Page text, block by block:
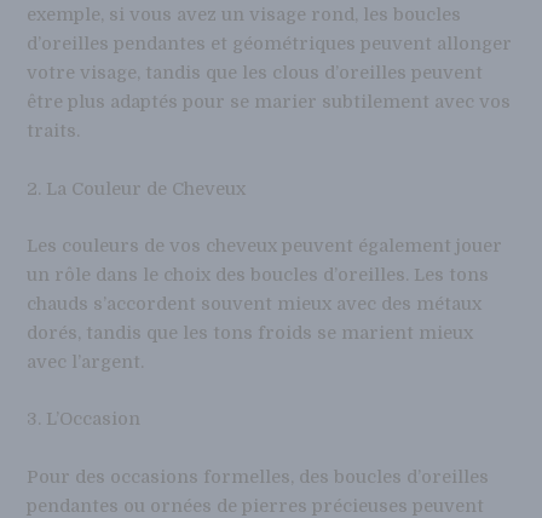
exemple, si vous avez un visage rond, les boucles
d’oreilles pendantes et géométriques peuvent allonger
votre visage, tandis que les clous d’oreilles peuvent
être plus adaptés pour se marier subtilement avec vos
traits.
2. La Couleur de Cheveux
Les couleurs de vos cheveux peuvent également jouer
un rôle dans le choix des boucles d’oreilles. Les tons
chauds s’accordent souvent mieux avec des métaux
dorés, tandis que les tons froids se marient mieux
avec l’argent.
3. L’Occasion
Pour des occasions formelles, des boucles d’oreilles
pendantes ou ornées de pierres précieuses peuvent